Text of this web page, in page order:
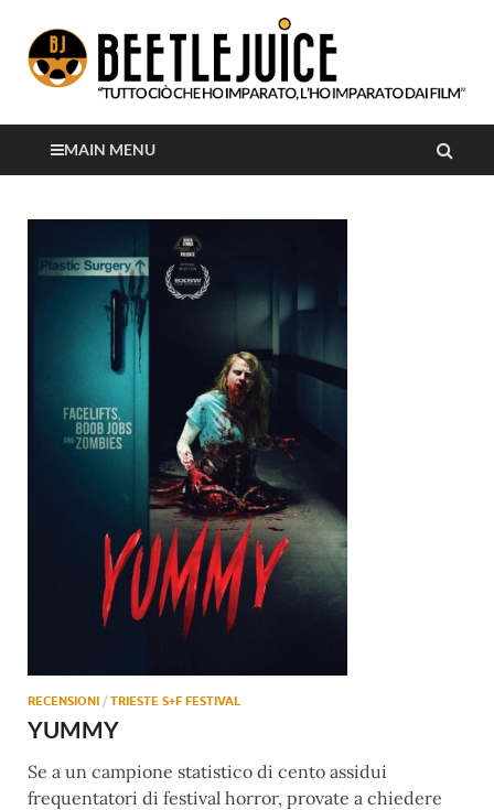
Beetlejuice
MAIN MENU
RECENSIONI / TRIESTE S+F FESTIVAL
YUMMY
Se a un campione statistico di cento assidui
frequentatori di festival horror, provate a chiedere